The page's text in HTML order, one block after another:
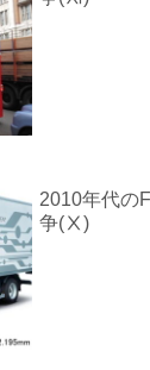
2010年代の
争(Ⅹ)